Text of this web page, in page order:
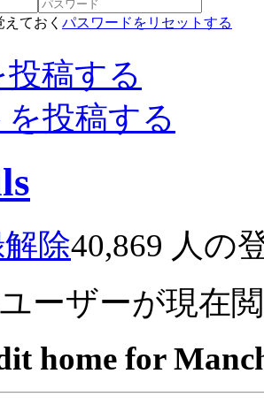
ておく パスワードをリセットする
稿する
投稿する
除40,869 人の
ーザーが現在
home for